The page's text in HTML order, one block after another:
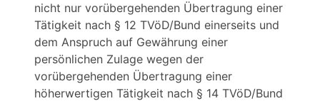
nicht nur vorübergehenden Übertragung einer
Tätigkeit nach § 12 TVöD/Bund einerseits und
dem Anspruch auf Gewährung einer
persönlichen Zulage wegen der
vorübergehenden Übertragung einer
höherwertigen Tätigkeit nach § 14 TVöD/Bund